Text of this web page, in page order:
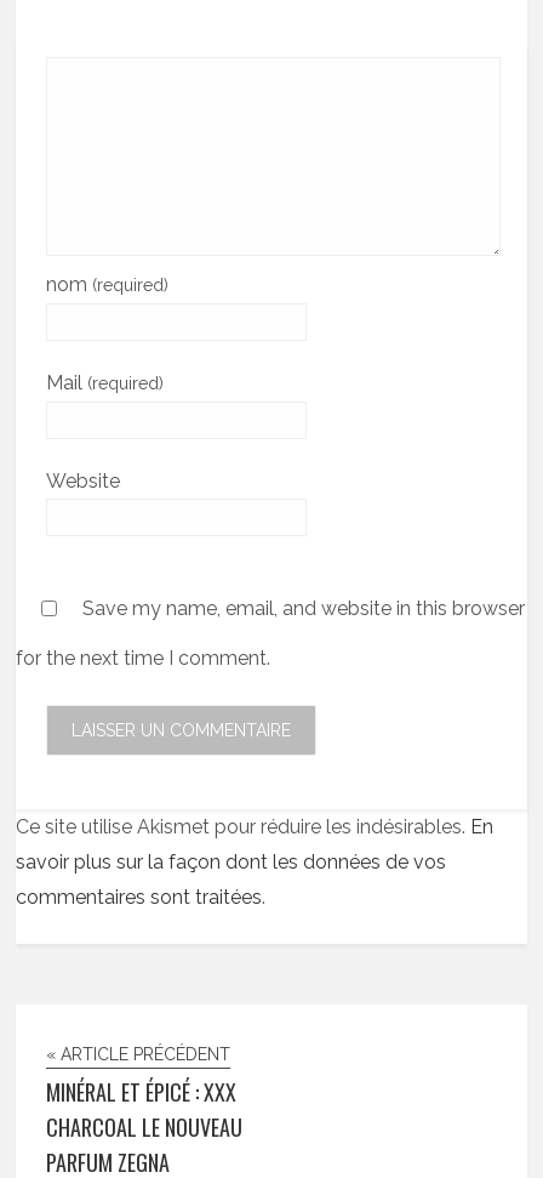
nom (required)
Mail (required)
Website
Save my name, email, and website in this browser
for the next time I comment.
Ce site utilise Akismet pour réduire les indésirables. En
savoir plus sur la façon dont les données de vos
commentaires sont traitées.
« ARTICLE PRÉCÉDENT
MINÉRAL ET ÉPICÉ : XXX
CHARCOAL LE NOUVEAU
PARFUM ZEGNA